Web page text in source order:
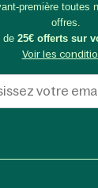
première toutes
offres.
de 25€ offerts sur
Voir les